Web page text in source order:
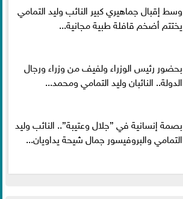
وسط إقبال جماهيري كبير النائب وليد التمامي
يختتم أضخم قافلة طبية مجانية...
بحضور رئيس الوزراء ولفيف من وزراء ورجال
الدولة.. النائبان وليد التمامي ومحمد...
بصمة إنسانية في ”جلال وعتيبة”.. النائب وليد
التمامي والبروفيسور جمال شيحة يداويان...